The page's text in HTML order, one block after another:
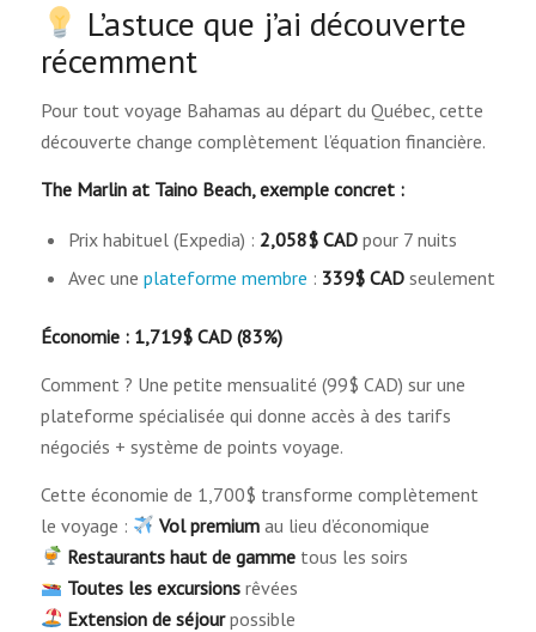
L’astuce que j’ai découverte
récemment
Pour tout voyage Bahamas au départ du Québec, cette
découverte change complètement l’équation financière.
The Marlin at Taino Beach, exemple concret :
Prix habituel (Expedia) : 2,058$ CADpour 7 nuits
Avec une plateforme membre : 339$ CADseulement
Économie : 1,719$ CAD (83%)
Comment ? Une petite mensualité (99$ CAD) sur une
plateforme spécialisée qui donne accès à des tarifs
négociés + système de points voyage.
Cette économie de 1,700$ transforme complètement
le voyage :
Vol premiumau lieu d’économique
Restaurants haut de gammetous les soirs
Toutes les excursionsrêvées
Extension de séjourpossible